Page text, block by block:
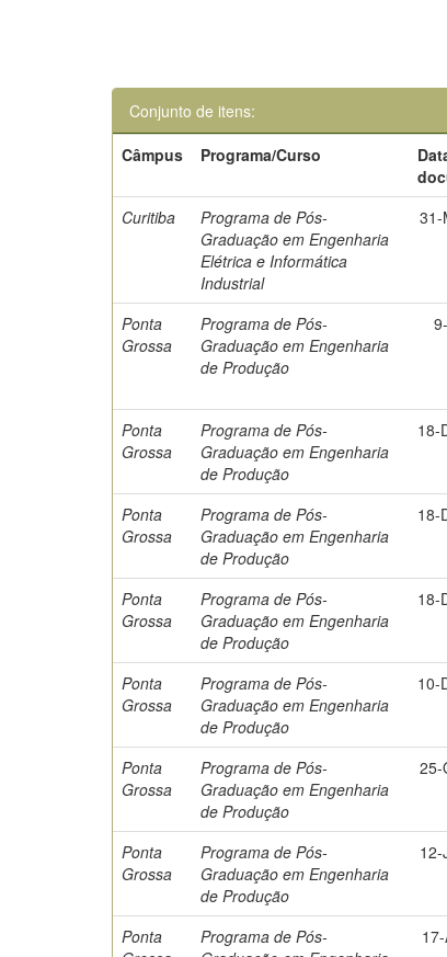
Conjunto de itens:
Câmpus
Programa/Curso
Curitiba
Programa de Pós-
Graduação em Engenharia
Elétrica e Informática
Industrial
31-
Ponta
Grossa
Programa de Pós-
Graduação em Engenharia
de Produção
Ponta
Grossa
Programa de Pós-
Graduação em Engenharia
de Produção
18-
Ponta
Grossa
Programa de Pós-
Graduação em Engenharia
de Produção
18-
Ponta
Grossa
Programa de Pós-
Graduação em Engenharia
de Produção
18-
Ponta
Grossa
Programa de Pós-
Graduação em Engenharia
de Produção
10-
Ponta
Grossa
Programa de Pós-
Graduação em Engenharia
de Produção
25-
Ponta
Grossa
Programa de Pós-
Graduação em Engenharia
de Produção
Ponta
Programa de Pós-